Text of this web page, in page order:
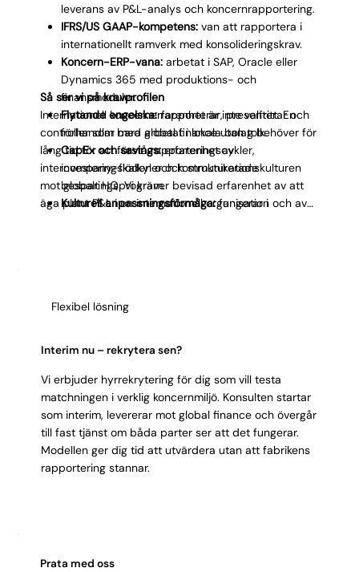
leverans av P&L-analys och koncernrapportering.
IFRS/US GAAP-kompetens:van att rapportera i
internationellt ramverk med konsolideringskrav.
Koncern-ERP-vana:arbetat i SAP, Oracle eller
Dynamics 365 med produktions- och
finansmoduler.
Flytande engelska:rapporterar, presenterar och
förhandlar med global finance utan tolk.
CapEx och savings:erfarenhet av
investeringskalkyler och strukturerade
besparingsprogram.
Kulturell anpassningsförmåga:fungerar i
Så ser vi på kravprofilen
Internationell koncernerfarenhet är inte valfritt. En
controller som bara arbetat i lokala bolag behöver för
lång tid för att förstå rapporteringscykler,
intercompany-flöden och kommunikationskulturen
mot globalt HQ. Vi kräver bevisad erfarenhet av att
äga plant P&L i en internationell organisation och av
Flexibel lösning
Interim nu – rekrytera sen?
Vi erbjuder hyrrekrytering för dig som vill testa
matchningen i verklig koncernmiljö. Konsulten startar
som interim, levererar mot global finance och övergår
till fast tjänst om båda parter ser att det fungerar.
Modellen ger dig tid att utvärdera utan att fabrikens
rapportering stannar.
Prata med oss